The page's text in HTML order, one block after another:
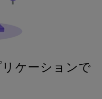
リケーションで